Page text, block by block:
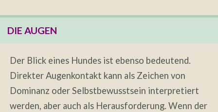
DIE AUGEN
Der Blick eines Hundes ist ebenso bedeutend.
Direkter Augenkontakt kann als Zeichen von
Dominanz oder Selbstbewusstsein interpretiert
werden, aber auch als Herausforderung. Wenn der